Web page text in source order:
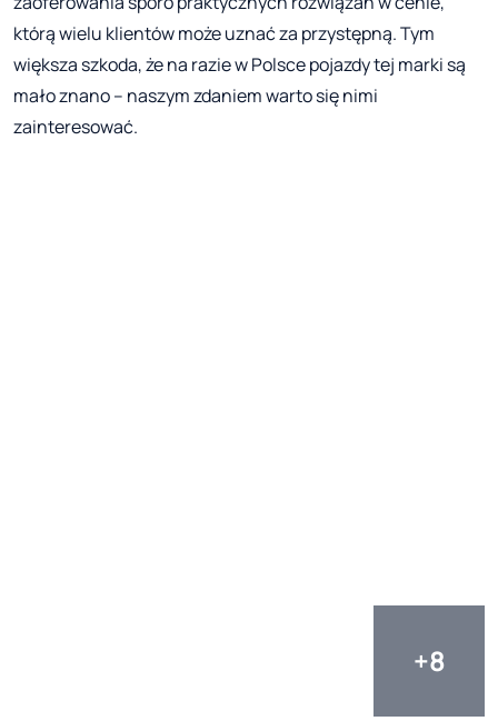
którą wielu klientów może uznać za przystępną. Tym
większa szkoda, że na razie w Polsce pojazdy tej marki są
mało znano – naszym zdaniem warto się nimi
zainteresować.